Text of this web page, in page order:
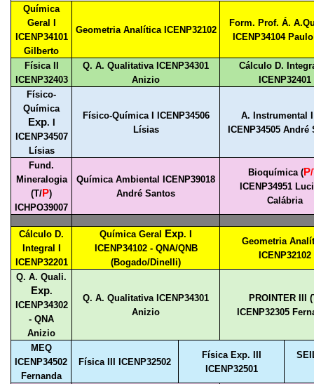
Química
Geral I
ICENP34101
Gilberto
Geometria Analítica ICENP32102
Form. Prof. Á.
ICENP34104
Física II
ICENP32403
Q. A. Qualitativa ICENP34301
Anizio
Cálculo D.
ICENP32401
Físico-
Química
Exp. I
ICENP34507
Lísias
Físico-Química I ICENP34506
Lísias
A. Instrumental
ICENP34505 André
Fund.
Mineralogia
(T/P)
ICHPO39007
Química Ambiental ICENP39018
André Santos
Bioquímica (P
ICENP34951
Calábria
Cálculo D.
Integral I
ICENP32201
Química Geral Exp. I
ICENP34102 - QNA/QNB
(Bogado/Dinelli)
Geometria
ICENP32102
Q. A. Quali.
Exp.
ICENP34302
- QNA
Anizio
Q. A. Qualitativa ICENP34301
Anizio
PROINTER III
ICENP32305
MEQ
ICENP34502
Fernanda
Física III ICENP32502
Física Exp. III
ICENP32501